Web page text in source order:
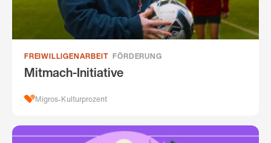
FREIWILLIGENARBEIT FÖRDERUNG
Mitmach-Initiative
Migros-Kulturprozent